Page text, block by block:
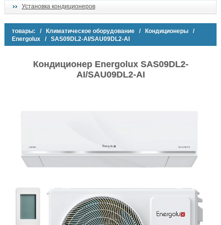
Установка кондиционеров
товары: / Климатическое оборудование / Кондиционеры /
Energolux / SAS09DL2-AI/SAU09DL2-AI
Кондиционер Energolux SAS09DL2-
AI/SAU09DL2-AI